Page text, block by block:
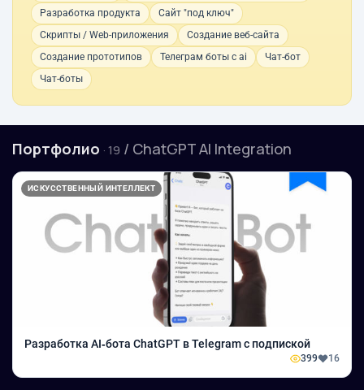
Разработка продукта
Сайт "под ключ"
Скрипты / Web-приложения
Создание веб-сайта
Создание прототипов
Телеграм боты с ai
Чат-бот
Чат-боты
Портфолио · 19 / ChatGPT AI Integration
ИСКУССТВЕННЫЙ ИНТЕЛЛЕКТ
Разработка AI‑бота ChatGPT в Telegram с подпиской
399 16